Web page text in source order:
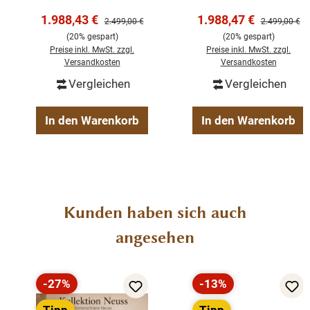
Präsentieren und Aufbewahren.
Abmessung H x B x T: 220 x 200 x 40/50 cm
Stil: Landhaus
erhältlich.
Material: Massivholz
4 - Schubladen
Softclose
Fertig montiert - 2 Teile
Verkaufspreis:
1.988,43 € Regulärer Preis:
2.499,00 €
(20% gespart)
Preise inkl. MwSt. zzgl.
Versandkosten
Vergleichen
In den Warenkorb
Verkaufspreis:
1.988,47 € Regulärer
2.499,00 €
(20% gespart)
Preise inkl. MwSt. zzgl.
Versandkosten
Vergleichen
In den Warenkorb
Produktgalerie überspringen
Kunden haben sich auch
angesehen
Rabatt
-27%
Rabatt
-13%